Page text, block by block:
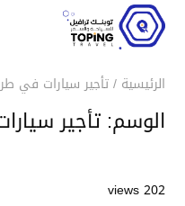
الرئيسية /تأجير سيارات في
الوسم: تأجير
202 views